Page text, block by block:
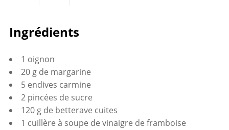
sur
Google+
it
Ingrédients
1 oignon
20 g de margarine
5 endives carmine
2 pincées de sucre
120 g de betterave cuites
1 cuillère à soupe de vinaigre de framboise